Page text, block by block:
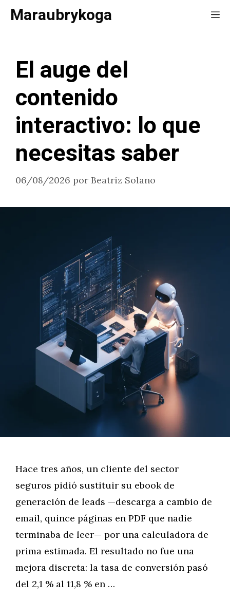
SaltarMaraubrykoga
El auge del
contenido
interactivo: lo que
necesitas saber
06/08/2026 por Beatriz Solano
Hace tres años, un cliente del sector
seguros pidió sustituir su ebook de
generación de leads —descarga a cambio de
email, quince páginas en PDF que nadie
terminaba de leer— por una calculadora de
prima estimada. El resultado no fue una
mejora discreta: la tasa de conversión pasó
del 2,1 % al 11,8 % en …